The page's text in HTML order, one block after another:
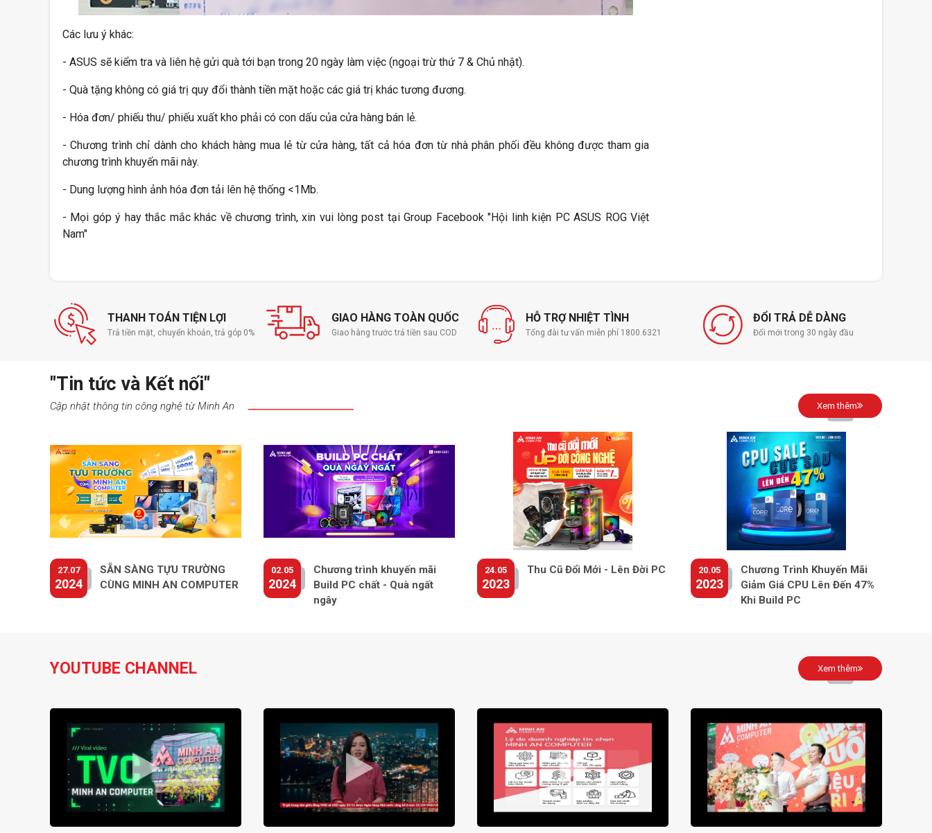
Các lưu ý khác:
- ASUS sẽ kiểm tra và liên hệ gửi quà tới bạn trong 20 ngày làm việc (ngoại trừ thứ 7 & Chủ nhật).
- Quà tặng không có giá trị quy đổi thành tiền mặt hoặc các giá trị khác tương đương.
- Hóa đơn/ phiếu thu/ phiếu xuất kho phải có con dấu của cửa hàng bán lẻ.
- Chương trình chỉ dành cho khách hàng mua lẻ từ cửa hàng, tất cả hóa đơn từ nhà phân phối đều không được tham gia
chương trình khuyến mãi này.
- Dung lượng hình ảnh hóa đơn tải lên hệ thống <1Mb.
- Mọi góp ý hay thắc mắc khác về chương trình, xin vui lòng post tại Group Facebook "Hội linh kiện PC ASUS ROG Việt
Nam"
THANH TOÁN TIỆN LỢI
Trả tiền mặt, chuyển khoản, trả góp 0%
GIAO HÀNG TOÀN QUỐC
Giao hàng trước trả tiền sau COD
HỖ TRỢ NHIỆT TÌNH
Tổng đài tư vấn miễn phí 1800.6321
ĐỔI TRẢ DỄ DÀNG
Đổi mới trong 30 ngày đầu
"Tin tức và Kết nối"
Cập nhật thông tin công nghệ từ Minh An Xem thêm
27.07
2024
SẴN SÀNG TỰU TRƯỜNG
CÙNG MINH AN COMPUTER
02.05
2024
Chương trình khuyến mãi
Build PC chất - Quà ngất
ngây
24.05
2023
Thu Cũ Đổi Mới - Lên Đời PC 20.05
2023
Chương Trình Khuyến Mãi
Giảm Giá CPU Lên Đến 47%
Khi Build PC
YOUTUBE CHANNEL Xem thêm